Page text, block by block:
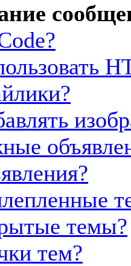
темы?
тем?